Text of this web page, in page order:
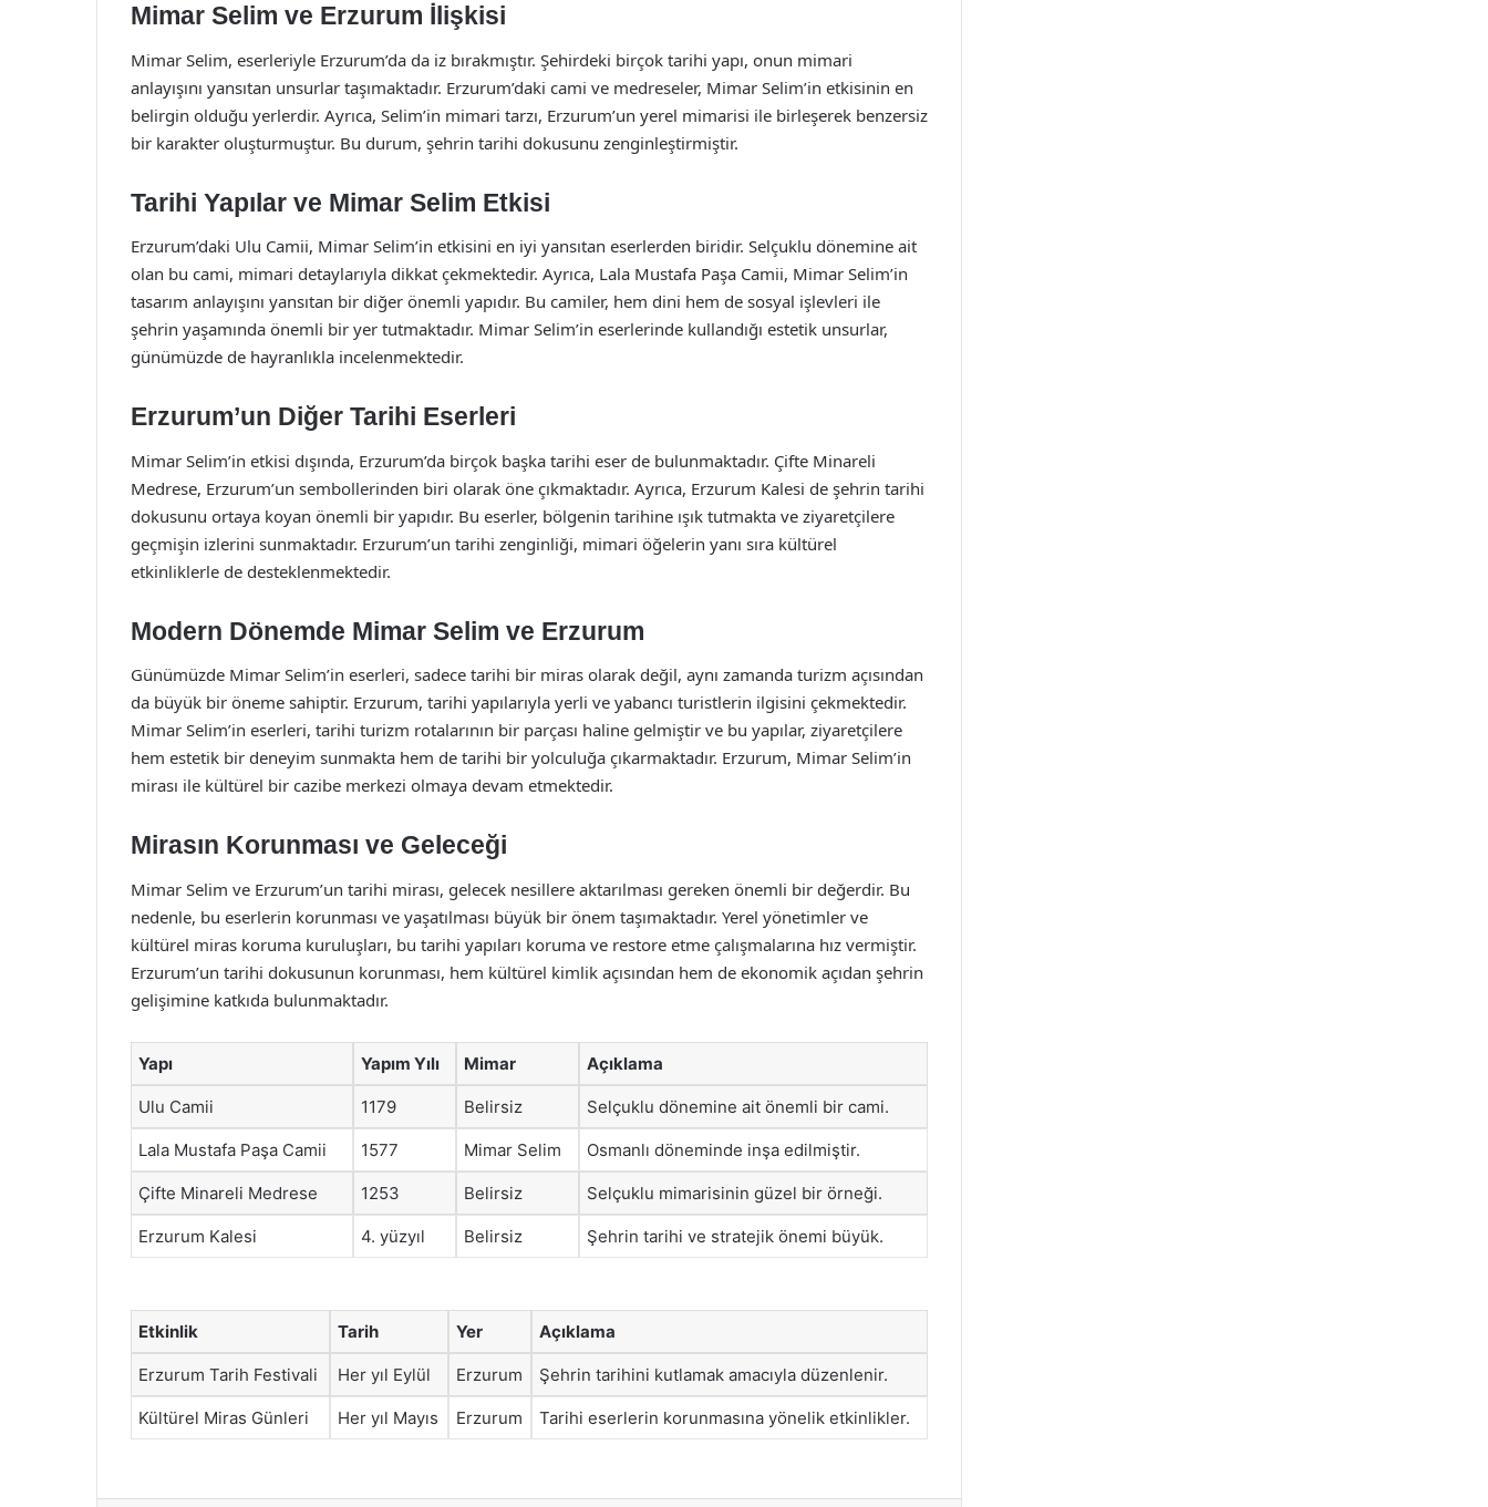
Mimar Selim ve Erzurum İlişkisi
Mimar Selim, eserleriyle Erzurum’da da iz bırakmıştır. Şehirdeki birçok tarihi yapı, onun mimari
anlayışını yansıtan unsurlar taşımaktadır. Erzurum’daki cami ve medreseler, Mimar Selim’in etkisinin en
belirgin olduğu yerlerdir. Ayrıca, Selim’in mimari tarzı, Erzurum’un yerel mimarisi ile birleşerek benzersiz
bir karakter oluşturmuştur. Bu durum, şehrin tarihi dokusunu zenginleştirmiştir.
Tarihi Yapılar ve Mimar Selim Etkisi
Erzurum’daki Ulu Camii, Mimar Selim’in etkisini en iyi yansıtan eserlerden biridir. Selçuklu dönemine ait
olan bu cami, mimari detaylarıyla dikkat çekmektedir. Ayrıca, Lala Mustafa Paşa Camii, Mimar Selim’in
tasarım anlayışını yansıtan bir diğer önemli yapıdır. Bu camiler, hem dini hem de sosyal işlevleri ile
şehrin yaşamında önemli bir yer tutmaktadır. Mimar Selim’in eserlerinde kullandığı estetik unsurlar,
günümüzde de hayranlıkla incelenmektedir.
Erzurum’un Diğer Tarihi Eserleri
Mimar Selim’in etkisi dışında, Erzurum’da birçok başka tarihi eser de bulunmaktadır. Çifte Minareli
Medrese, Erzurum’un sembollerinden biri olarak öne çıkmaktadır. Ayrıca, Erzurum Kalesi de şehrin tarihi
dokusunu ortaya koyan önemli bir yapıdır. Bu eserler, bölgenin tarihine ışık tutmakta ve ziyaretçilere
geçmişin izlerini sunmaktadır. Erzurum’un tarihi zenginliği, mimari öğelerin yanı sıra kültürel
etkinliklerle de desteklenmektedir.
Modern Dönemde Mimar Selim ve Erzurum
Günümüzde Mimar Selim’in eserleri, sadece tarihi bir miras olarak değil, aynı zamanda turizm açısından
da büyük bir öneme sahiptir. Erzurum, tarihi yapılarıyla yerli ve yabancı turistlerin ilgisini çekmektedir.
Mimar Selim’in eserleri, tarihi turizm rotalarının bir parçası haline gelmiştir ve bu yapılar, ziyaretçilere
hem estetik bir deneyim sunmakta hem de tarihi bir yolculuğa çıkarmaktadır. Erzurum, Mimar Selim’in
mirası ile kültürel bir cazibe merkezi olmaya devam etmektedir.
Mirasın Korunması ve Geleceği
Mimar Selim ve Erzurum’un tarihi mirası, gelecek nesillere aktarılması gereken önemli bir değerdir. Bu
nedenle, bu eserlerin korunması ve yaşatılması büyük bir önem taşımaktadır. Yerel yönetimler ve
kültürel miras koruma kuruluşları, bu tarihi yapıları koruma ve restore etme çalışmalarına hız vermiştir.
Erzurum’un tarihi dokusunun korunması, hem kültürel kimlik açısından hem de ekonomik açıdan şehrin
gelişimine katkıda bulunmaktadır.
Yapı Yapım Yılı Mimar Açıklama
Ulu Camii 1179 Belirsiz Selçuklu dönemine ait önemli bir cami.
Lala Mustafa Paşa Camii 1577 Mimar Selim Osmanlı döneminde inşa edilmiştir.
Çifte Minareli Medrese 1253 Belirsiz Selçuklu mimarisinin güzel bir örneği.
Erzurum Kalesi 4. yüzyıl Belirsiz Şehrin tarihi ve stratejik önemi büyük.
Etkinlik Tarih Yer Açıklama
Erzurum Tarih Festivali Her yıl Eylül Erzurum Şehrin tarihini kutlamak amacıyla düzenlenir.
Kültürel Miras Günleri Her yıl Mayıs Erzurum Tarihi eserlerin korunmasına yönelik etkinlikler.